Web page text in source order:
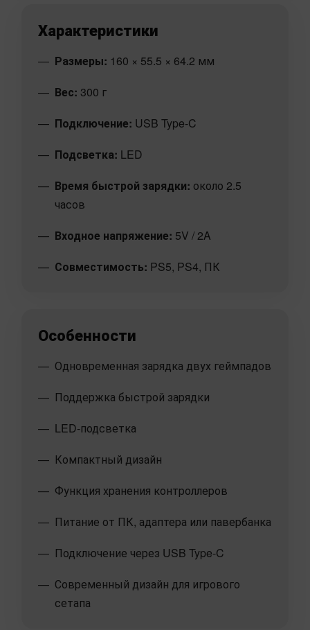
Характеристики
Размеры: 160 × 55.5 × 64.2 мм
Вес: 300 г
Подключение: USB Type-C
Подсветка: LED
Время быстрой зарядки: около 2.5
часов
Входное напряжение: 5V / 2A
Совместимость: PS5, PS4, ПК
Особенности
Одновременная зарядка двух геймпадов
Поддержка быстрой зарядки
LED-подсветка
Компактный дизайн
Функция хранения контроллеров
Питание от ПК, адаптера или павербанка
Подключение через USB Type-C
Современный дизайн для игрового
сетапа